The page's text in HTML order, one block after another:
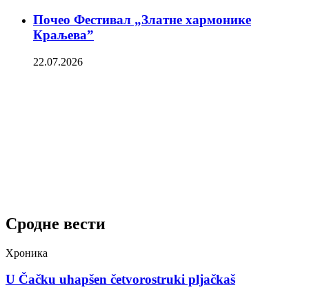
Почео Фестивал „Златне хармонике
Краљева”
22.07.2026
Сродне вести
Хроника
U Čačku uhapšen četvorostruki pljačkaš